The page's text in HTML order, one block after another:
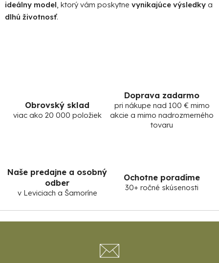
ideálny model , ktorý vám poskytne vynikajúce výsledky a
dlhú životnosť.
Obrovský sklad
viac ako 20 000 položiek
Doprava zadarmo
pri nákupe nad 100 € mimo
akcie a mimo nadrozmerného
tovaru
Naše predajne a osobný
odber
v Leviciach a Šamoríne
Ochotne poradíme
30+ ročné skúsenosti
Z